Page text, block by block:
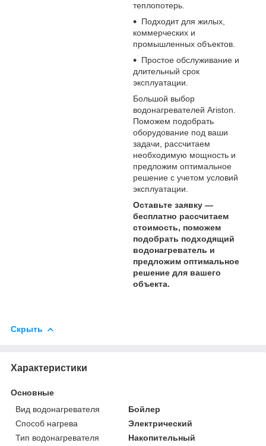
теплопотерь.
Подходит для жилых,
коммерческих и
промышленных объектов.
Простое обслуживание и
длительный срок
эксплуатации.
Большой выбор
водонагревателей Ariston.
Поможем подобрать
оборудование под ваши
задачи, рассчитаем
необходимую мощность и
предложим оптимальное
решение с учетом условий
эксплуатации.
Оставьте заявку —
бесплатно рассчитаем
стоимость, поможем
подобрать подходящий
водонагреватель и
предложим оптимальное
решение для вашего
объекта.
Скрыть
Характеристики
Основные
Вид водонагревателя
Бойлер
Способ нагрева
Электрический
Тип водонагревателя
Накопительный